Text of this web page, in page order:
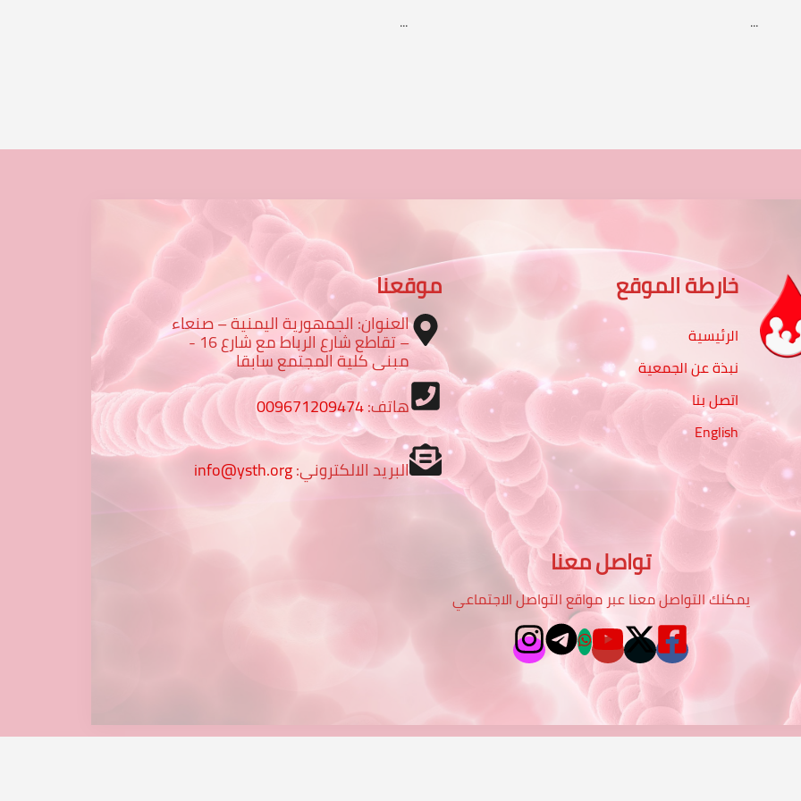
...
...
خارطة الموقع
الرئيسية
نبذة عن الجمعية
اتصل بنا
English
موقعنا
العنوان: الجمهورية اليمنية – صنعاء
– تقاطع شارع الرباط مع شارع 16 -
مبنى كلية المجتمع سابقا
هاتف:009671209474
البريد الالكتروني:info@ysth.org
تواصل معنا
يمكنك التواصل معنا عبر مواقع التواصل الاجتماعي